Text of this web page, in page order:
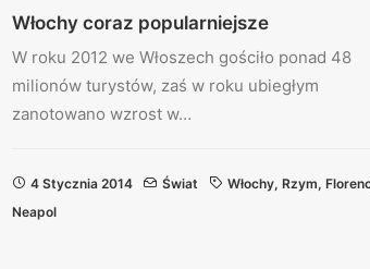
Włochy coraz popularniejsze
W roku 2012 we Włoszech gościło ponad 48
milionów turystów, zaś w roku ubiegłym
zanotowano wzrost w…
4 Stycznia 2014 Świat Włochy, Rzym,
Neapol